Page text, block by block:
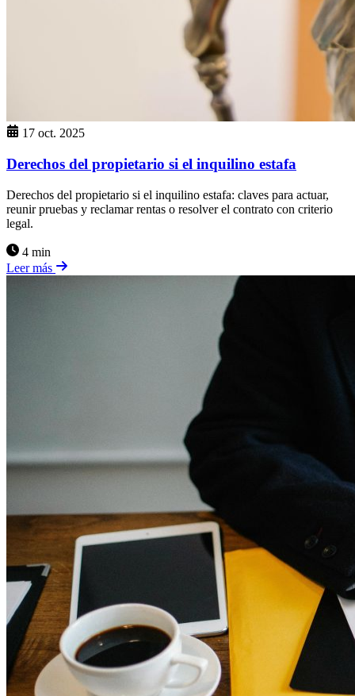
17 oct. 2025
Derechos del propietario si el inquilino estafa
Derechos del propietario si el inquilino estafa: claves para actuar,
reunir pruebas y reclamar rentas o resolver el contrato con criterio
legal.
4 min
Leer más